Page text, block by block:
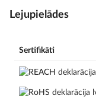
Lejupielādes
Sertifikāti